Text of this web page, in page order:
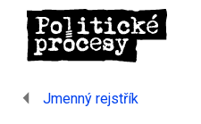
Jmenný rejstřík